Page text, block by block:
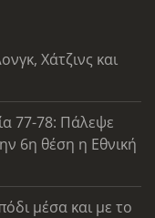
Χάτζινς και
77-78: Πάλεψε
6η θέση η Εθνική
μέσα και με το